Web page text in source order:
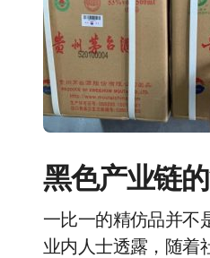
黑色产业链
一比一的精仿品并不
业内人士透露，随着